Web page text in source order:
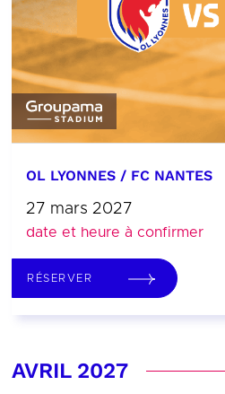
OL LYONNES / FC NANTES
27 mars 2027
date et heure à confirmer
RÉSERVER
AVRIL 2027